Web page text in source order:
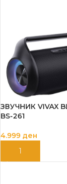
ЗВУЧНИК VIVAX
BS-261
4.999 ден
ДОДАЈ ВО